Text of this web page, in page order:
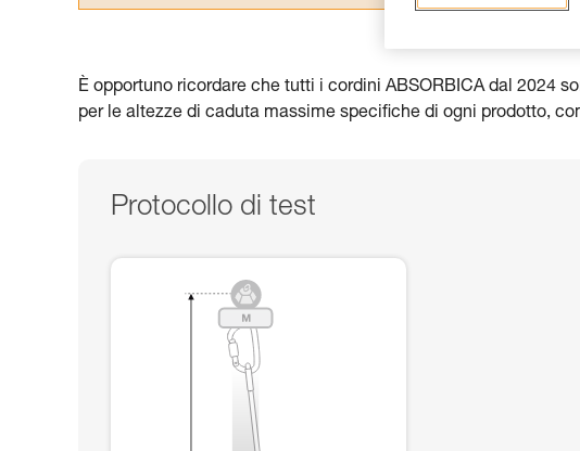
È opportuno ricordare che tutti i cordini ABSORBICA dal 2024
per le altezze di caduta massime specifiche di ogni prodotto,
Protocollo di test